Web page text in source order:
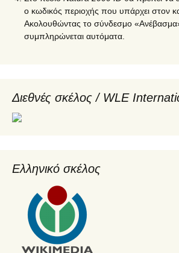
ο κωδικός περιοχής που υπάρχει στον
Ακολουθώντας το σύνδεσμο
συμπληρώνεται αυτόματα.
Διεθνές σκέλος / WLE
Ελληνικό σκέλος